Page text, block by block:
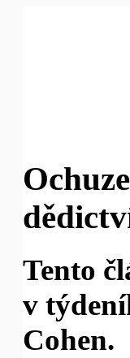
Tento
v
Cohen.